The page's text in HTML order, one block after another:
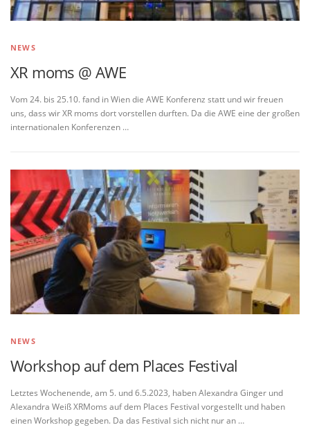
NEWS
XR moms @ AWE
Vom 24. bis 25.10. fand in Wien die AWE Konferenz statt und wir freuen
uns, dass wir XR moms dort vorstellen durften. Da die AWE eine der großen
internationalen Konferenzen …
NEWS
Workshop auf dem Places Festival
Letztes Wochenende, am 5. und 6.5.2023, haben Alexandra Ginger und
Alexandra Weiß XRMoms auf dem Places Festival vorgestellt und haben
einen Workshop gegeben. Da das Festival sich nicht nur an …